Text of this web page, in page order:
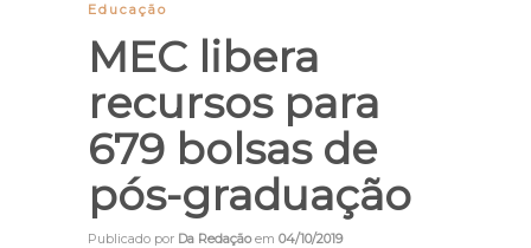
Educação
MEC libera
recursos para
679 bolsas de
pós-graduação
Publicado por Da Redaçãoem 04/10/2019